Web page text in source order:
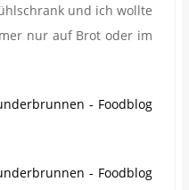
und ich wollte
nur auf Brot oder im